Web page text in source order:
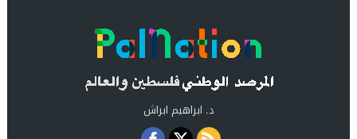
د. ابراهيم ابراش